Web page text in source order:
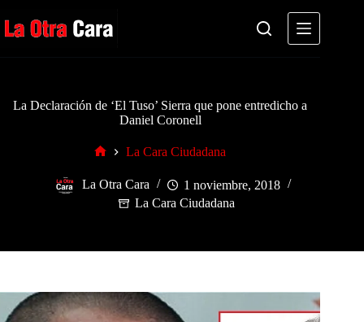
al
contenido
La Declaración de ‘El Tuso’ Sierra que pone entredicho a
Daniel Coronell
La Cara Ciudadana
La Otra Cara
1 noviembre, 2018
La Cara Ciudadana